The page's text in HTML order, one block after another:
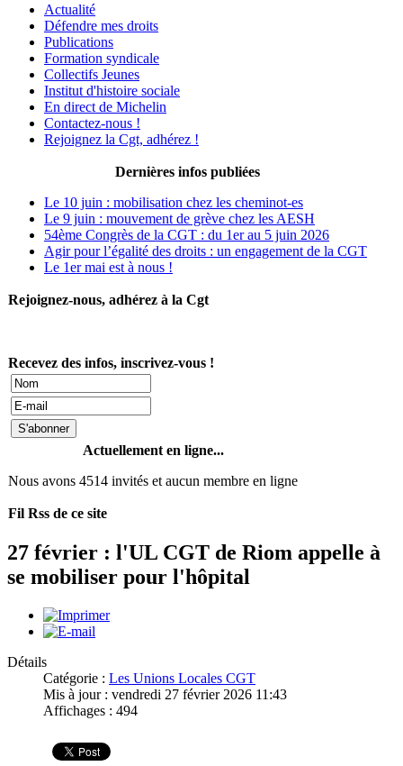
Actualité
Défendre mes droits
Publications
Formation syndicale
Collectifs Jeunes
Institut d'histoire sociale
En direct de Michelin
Contactez-nous !
Rejoignez la Cgt, adhérez !
Dernières infos publiées
Le 10 juin : mobilisation chez les cheminot-es
Le 9 juin : mouvement de grève chez les AESH
54ème Congrès de la CGT : du 1er au 5 juin 2026
Agir pour l’égalité des droits : un engagement de la CGT
Le 1er mai est à nous !
Rejoignez-nous, adhérez à la Cgt
Recevez des infos, inscrivez-vous !
Actuellement en ligne...
Nous avons 4514 invités et aucun membre en ligne
Fil Rss de ce site
27 février : l'UL CGT de Riom appelle à
se mobiliser pour l'hôpital
Détails
Catégorie : Les Unions Locales CGT
Mis à jour : vendredi 27 février 2026 11:43
Affichages : 494